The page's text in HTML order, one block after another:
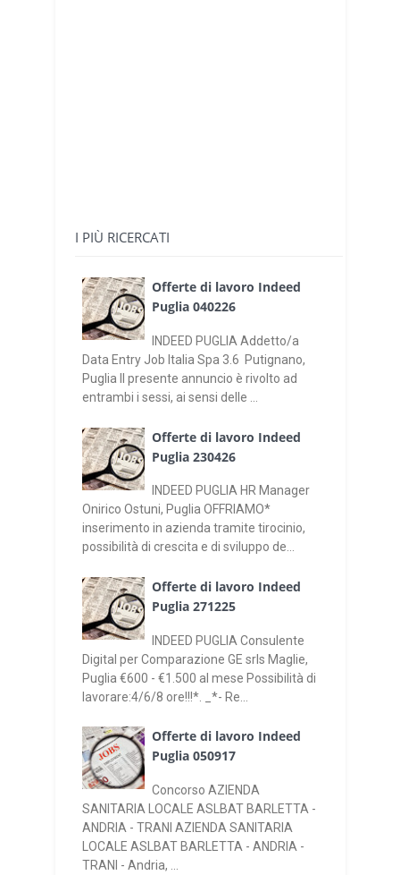
I PIÙ RICERCATI
Offerte di lavoro Indeed
Puglia 040226
INDEED PUGLIA Addetto/a
Data Entry Job Italia Spa 3.6 Putignano,
Puglia Il presente annuncio è rivolto ad
entrambi i sessi, ai sensi delle ...
Offerte di lavoro Indeed
Puglia 230426
INDEED PUGLIA HR Manager
Onirico Ostuni, Puglia OFFRIAMO*
inserimento in azienda tramite tirocinio,
possibilità di crescita e di sviluppo de...
Offerte di lavoro Indeed
Puglia 271225
INDEED PUGLIA Consulente
Digital per Comparazione GE srls Maglie,
Puglia €600 - €1.500 al mese Possibilità di
lavorare:4/6/8 ore!!!*. _*- Re...
Offerte di lavoro Indeed
Puglia 050917
Concorso AZIENDA
SANITARIA LOCALE ASLBAT BARLETTA -
ANDRIA - TRANI AZIENDA SANITARIA
LOCALE ASLBAT BARLETTA - ANDRIA -
TRANI - Andria, ...